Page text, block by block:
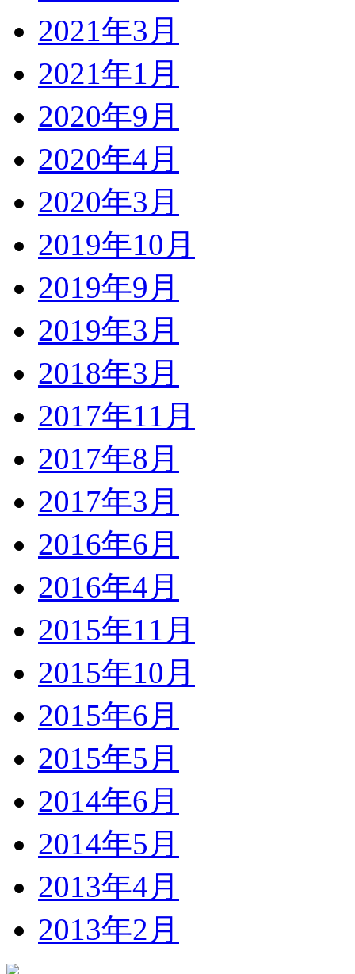
2021年3月
2021年1月
2020年9月
2020年4月
2020年3月
2019年10月
2019年9月
2019年3月
2018年3月
2017年11月
2017年8月
2017年3月
2016年6月
2016年4月
2015年11月
2015年10月
2015年6月
2015年5月
2014年6月
2014年5月
2013年4月
2013年2月